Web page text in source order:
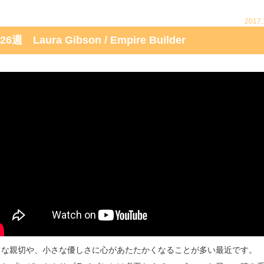
週 Laura Gibson / Empire Builder
親切や、小さな優しさに心があたたかくなることが多い最近です。